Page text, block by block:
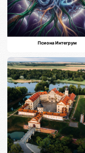
Псиона Интегрум